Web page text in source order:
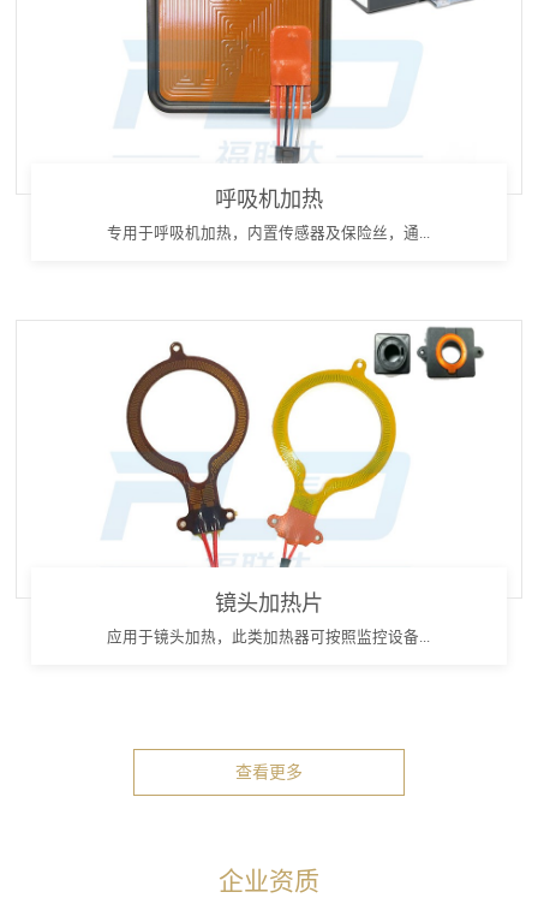
呼吸机加热
专用于呼吸机加热，内置传感器及保险丝，通...
镜头加热片
应用于镜头加热，此类加热器可按照监控设备...
查看更多
企业资质